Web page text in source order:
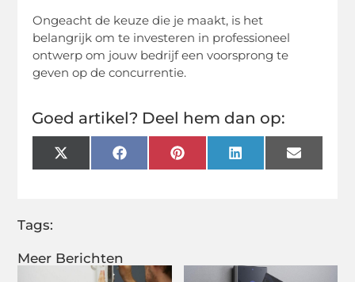
Meer Berichten
Ongeacht de keuze die je maakt, is het
belangrijk om te investeren in professioneel
ontwerp om jouw bedrijf een voorsprong te
geven op de concurrentie.
Goed artikel? Deel hem dan op:
X
(Twitter)
FacebookPinterestLinkedInEmail
Tags: